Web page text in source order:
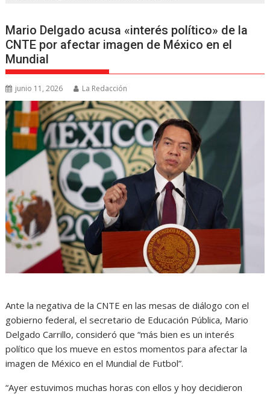
Mario Delgado acusa «interés político» de la
CNTE por afectar imagen de México en el
Mundial
junio 11, 2026 La Redacción
Ante la negativa de la CNTE en las mesas de diálogo con el
gobierno federal, el secretario de Educación Pública, Mario
Delgado Carrillo, consideró que “más bien es un interés
político que los mueve en estos momentos para afectar la
imagen de México en el Mundial de Futbol”.
“Ayer estuvimos muchas horas con ellos y hoy decidieron